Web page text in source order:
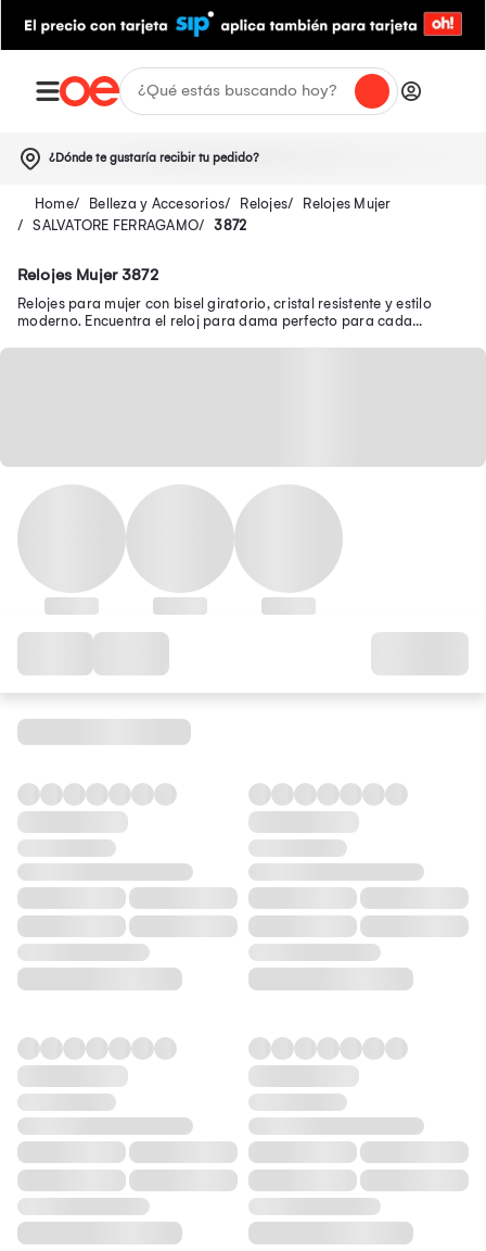
¿Dónde te gustaría recibir tu pedido?
Belleza y Accesorios Relojes
Relojes Mujer
SALVATORE FERRAGAMO
3872
Relojes Mujer 3872
Relojes para mujer con bisel giratorio, cristal resistente y estilo
moderno. Encuentra el reloj para dama perfecto para cada